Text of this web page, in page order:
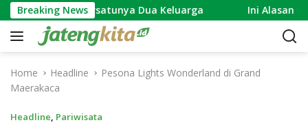
k
Breaking News
Simbol Bersatunya Dua Keluarga Ini Alasan
Home Headline
Pesona Lights Wonderland di Grand
Maerakaca
Headline, Pariwisata